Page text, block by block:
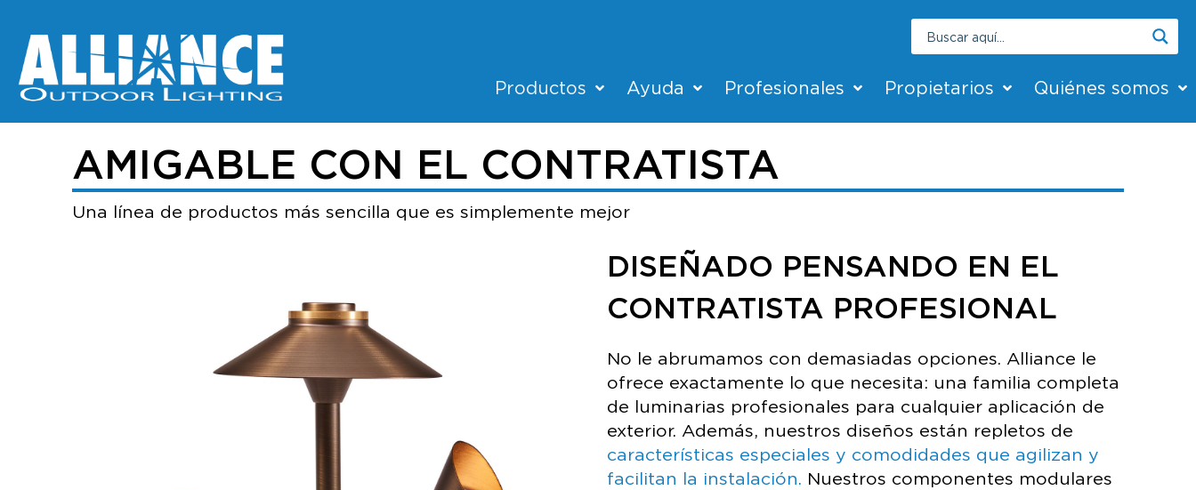
Productos Ayuda Profesionales Propietarios Quiénes somos
AMIGABLE CON EL CONTRATISTA
Una línea de productos más sencilla que es simplemente mejor
DISEÑADO PENSANDO EN EL
CONTRATISTA PROFESIONAL
No le abrumamos con demasiadas opciones. Alliance le
ofrece exactamente lo que necesita: una familia completa
de luminarias profesionales para cualquier aplicación de
exterior. Además, nuestros diseños están repletos de
características especiales y comodidades que agilizan y
facilitan la instalación. Nuestros componentes modulares